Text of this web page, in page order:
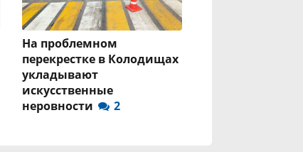
На проблемном
перекрестке в Колодищах
укладывают
искусственные
неровности
2